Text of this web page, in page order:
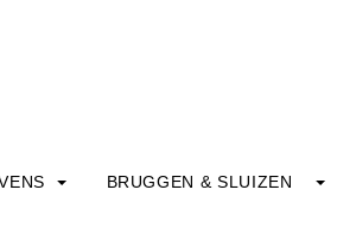
BRUGGEN & SLUIZEN